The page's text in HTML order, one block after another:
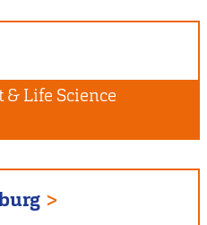
Life Science